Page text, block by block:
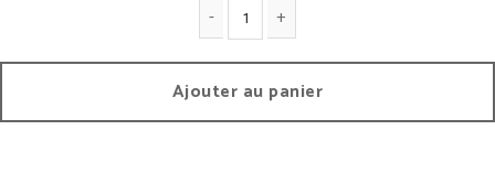
Ajouter au panier